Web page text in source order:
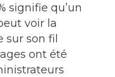
signifie qu’un
voir la
son fil
ont été